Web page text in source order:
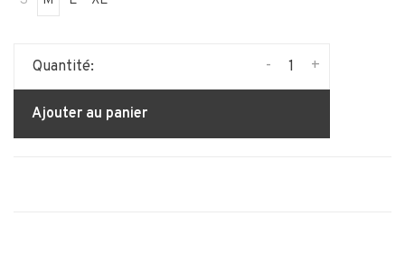
Quantité: +
-
Ajouter au panier